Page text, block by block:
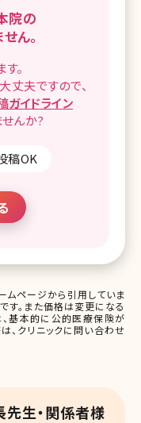
院の
ん。
。
大丈夫ですので、
ガイドライン
んか?
稿OK
ムページから引用していま
す。また価格は変更になる
基本的に公的医療保険が
、クリニックに問い合わせ
先生・関係者様